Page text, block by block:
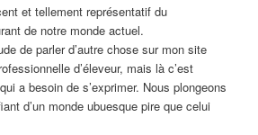
et tellement représentatif du
de notre monde actuel.
de parler d’autre chose sur mon site
d’éleveur, mais là c’est
a besoin de s’exprimer. Nous plongeons
d’un monde ubuesque pire que celui